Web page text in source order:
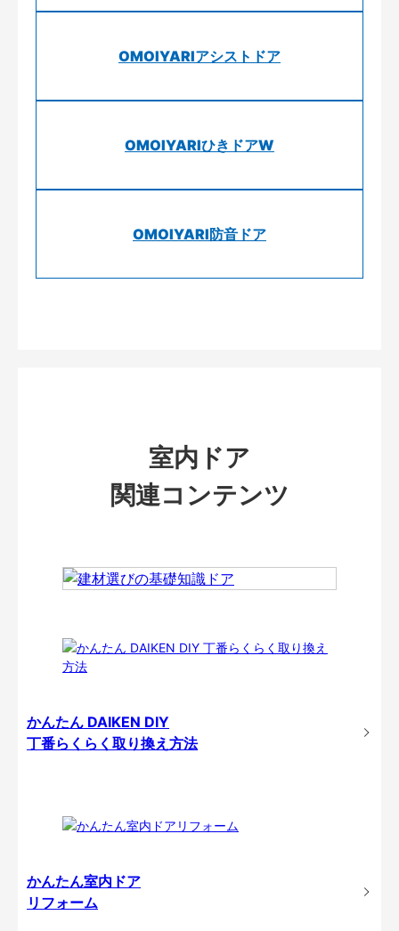
OMOIYARIアシストドア
OMOIYARIひきドアW
OMOIYARI防音ドア
室内ドア
関連コンテンツ
かんたん DAIKEN DIY
丁番らくらく取り換え方法
かんたん室内ドア
リフォーム